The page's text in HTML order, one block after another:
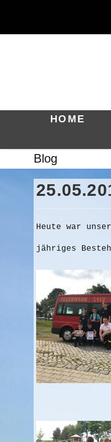
HOME
Blog
Heute war
jähriges